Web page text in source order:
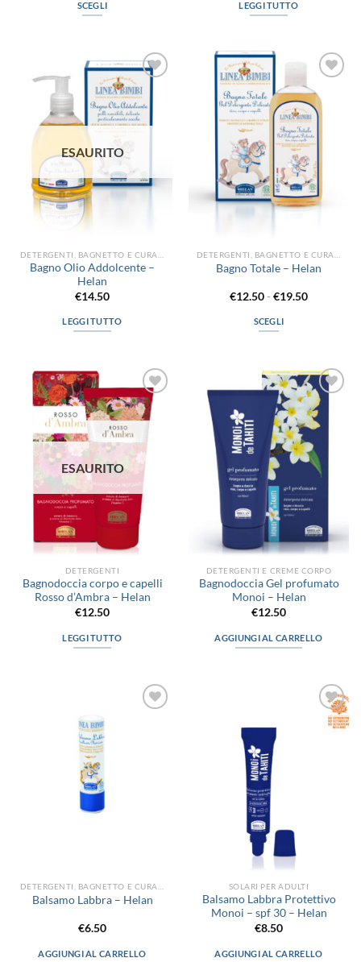
SCEGLI
ha
più
varianti.
Le
opzioni
possono
essere
scelte
nella
pagina
LEGGI TUTTO
Aggiungi
alla lista
dei
desideri
ESAURITO
Bagno Olio Addolcente –
Helan
€14.50
LEGGI TUTTO
Aggiungi
alla lista
dei
desideri
Bagno Totale – Helan
€12.50- €19.50Fascia
SCEGLI
ha
più
varianti.
Le
opzioni
possono
essere
scelte
nella
pagina
del
Aggiungi
alla lista
desideri
ESAURITO
DETERGENTI
Bagnodoccia corpo e capelli
Rosso d’Ambra – Helan
€12.50
LEGGI TUTTO
Aggiungi
alla lista
dei
desideri
DETERGENTI E CREME CORPO
Bagnodoccia Gel profumato
Monoi – Helan
€12.50
AGGIUNGI AL CARRELLO
Balsamo Labbra – Helan
€6.50
AGGIUNGI AL CARRELLO
Aggiungi
alla lista
SOLARI PER ADULTI
Balsamo Labbra Protettivo
Monoi – spf 30 – Helan
€8.50
AGGIUNGI AL CARRELLO